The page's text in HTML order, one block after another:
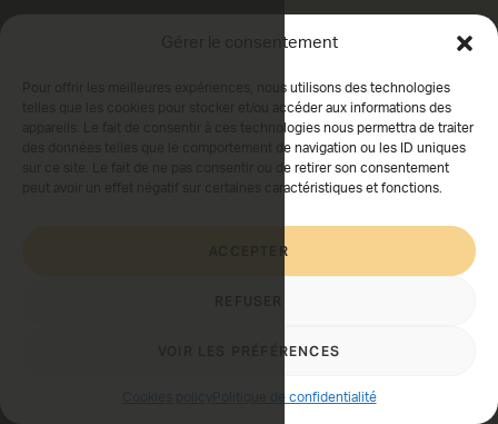
Gérer le consentement
Pour offrir les meilleures expériences, nous utilisons des technologies
telles que les cookies pour stocker et/ou accéder aux informations des
appareils. Le fait de consentir à ces technologies nous permettra de traiter
des données telles que le comportement de navigation ou les ID uniques
sur ce site. Le fait de ne pas consentir ou de retirer son consentement
peut avoir un effet négatif sur certaines caractéristiques et fonctions.
ACCEPTER
VOIR LES PRÉFÉRENCES
Politique de confidentialité